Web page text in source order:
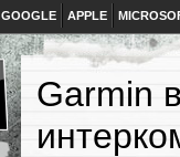
GOOGLE APPLE
Garmin